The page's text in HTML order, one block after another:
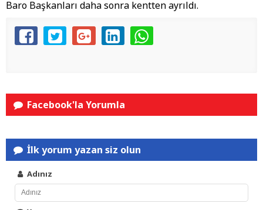
Baro Başkanları daha sonra kentten ayrıldı.
Facebook'la Yorumla
İlk yorum yazan siz olun
Adınız